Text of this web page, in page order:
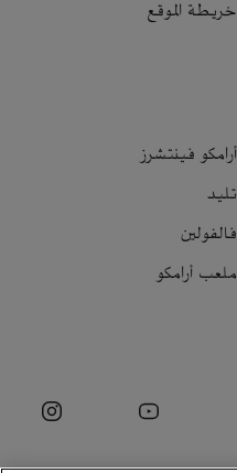
خريطة الموقع
أرامكو فينتشرز
تليد
فالفولين
ملعب أرامكو